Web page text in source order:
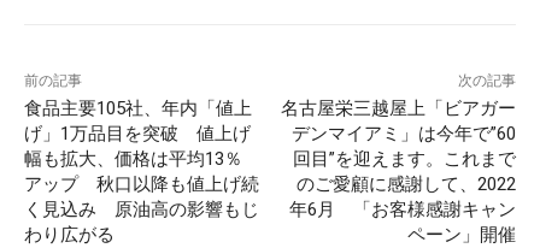
前の記事
食品主要105社、年内「値上
げ」1万品目を突破 値上げ
幅も拡大、価格は平均13％
アップ 秋口以降も値上げ続
く見込み 原油高の影響もじ
わり広がる
次の記事
名古屋栄三越屋上「ビアガー
デンマイアミ」は今年で”60
回目”を迎えます。これまで
のご愛顧に感謝して、2022
年6月 「お客様感謝キャン
ペーン」開催